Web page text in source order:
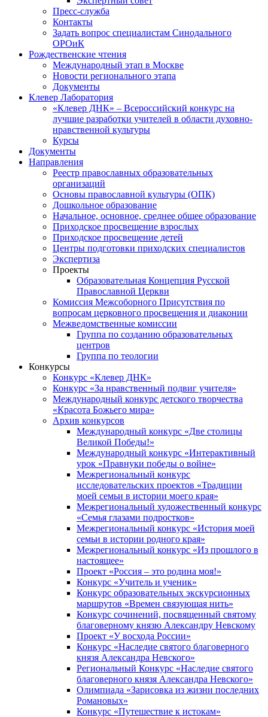
Пресс-служба
Контакты
Задать вопрос специалистам Синодального
ОРОиК
Рождественские чтения
Международный этап в Москве
Новости регионального этапа
Документы
Клевер Лаборатория
«Клевер ДНК» – Всероссийский конкурс на
лучшие разработки учителей в области духовно-
нравственной культуры
Курсы
Документы
Направления
Реестр православных образовательных
организаций
Основы православной культуры (ОПК)
Дошкольное образование
Начальное, основное, среднее общее образование
Приходское просвещение взрослых
Приходское просвещение детей
Центры подготовки приходских специалистов
Экспертиза
Проекты
Образовательная Концепция Русской
Православной Церкви
Комиссия Межсоборного Присутствия по
вопросам церковного просвещения и диаконии
Межведомственные комиссии
Группа по созданию образовательных
центров
Группа по теологии
Конкурсы
Конкурс «Клевер ДНК»
Конкурс «За нравственный подвиг учителя»
Международный конкурс детского творчества
«Красота Божьего мира»
Архив конкурсов
Международный конкурс «Две столицы
Великой Победы!»
Международный конкурс «Интерактивный
урок «Правнуки победы о войне»
Межрегиональный конкурс
исследовательских проектов «Традиции
моей семьи в истории моего края»
Межрегиональный художественный конкурс
«Семья глазами подростков»
Межрегиональный конкурс «История моей
семьи в истории родного края»
Межрегиональный конкурс «Из прошлого в
настоящее»
Проект «Россия – это родина моя!»
Конкурс «Учитель и ученик»
Конкурс образовательных экскурсионных
маршрутов «Времен связующая нить»
Конкурс сочинений, посвященный святому
благоверному князю Александру Невскому
Проект «У восхода России»
Конкурс «Наследие святого благоверного
князя Александра Невского»
Региональный Конкурс «Наследие святого
благоверного князя Александра Невского»
Олимпиада «Зарисовка из жизни последних
Романовых»
Конкурс «Путешествие к истокам»